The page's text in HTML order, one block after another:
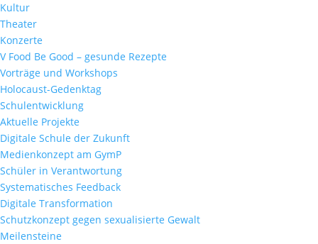
Kultur
Theater
Konzerte
V Food Be Good – gesunde Rezepte
Vorträge und Workshops
Holocaust-Gedenktag
Schulentwicklung
Aktuelle Projekte
Digitale Schule der Zukunft
Medienkonzept am GymP
Schüler in Verantwortung
Systematisches Feedback
Digitale Transformation
Schutzkonzept gegen sexualisierte Gewalt
Meilensteine